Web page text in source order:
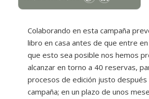
Colaborando en esta campaña
libro en casa antes de que entre en
que esto sea posible nos hemos
alcanzar en torno a 40 reservas,
procesos de edición justo después
campaña; en un plazo de unos